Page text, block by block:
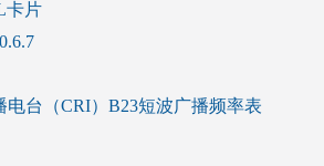
卡片
电台（CRI）B23短波广播频率表